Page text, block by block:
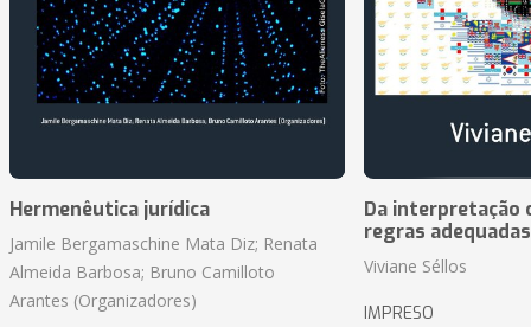
Hermenêutica jurídica
Jamile Bergamaschine Mata Diz; Renata
Almeida Barbosa; Bruno Camilloto
Arantes (Organizadores)
Da interpretação
regras
Viviane Séllos
IMPRESO